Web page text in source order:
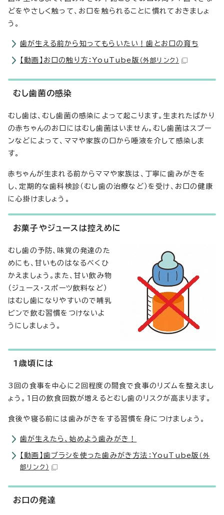
どをやさしく触って、お口を触られることに慣れておきましょ
う。
歯が生える前から知ってもらいたい！歯とお口の育ち
【動画】お口の触り方：YouTube版 （外部リンク）
むし歯菌の感染
むし歯は、むし歯菌の感染によって起こります。生まれたばかり
の赤ちゃんのお口にはむし歯菌はいません。むし歯菌はスプー
ンなどによって、ママや家族の口から唾液を介して感染しま
す。
赤ちゃんが生まれる前からママや家族は、丁寧に歯みがきを
し、定期的な歯科検診（むし歯の治療など）を受け、お口の健康
に心掛けましょう。
お菓子やジュースは控えめに
むし歯の予防、味覚の発達のた
めにも、甘いものはなるべくひ
かえましょう。また、甘い飲み物
（ジュース・スポーツ飲料など）
はむし歯になりやすいので哺乳
ビンで飲む習慣をつけないよ
うにしましょう。
1歳頃には
3回の食事を中心に2回程度の間食で食事のリズムを整えまし
ょう。1日の飲食回数が増えるとむし歯のリスクが高まります。
食後や寝る前には歯みがきをする習慣を身につけましょう。
歯が生えたら、始めよう歯みがき！
【動画】歯ブラシを使った歯みがき方法：YouTube版 （外
部リンク）
お口の発達